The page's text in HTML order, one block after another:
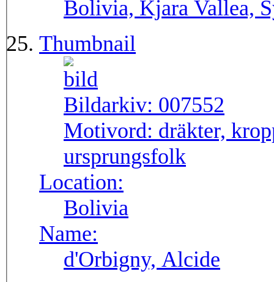
Bolivia, Kjara Vallea,
Thumbnail
Bildarkiv: 007552
Motivord: dräkter,
ursprungsfolk
Location:
Bolivia
Name:
d'Orbigny, Alcide